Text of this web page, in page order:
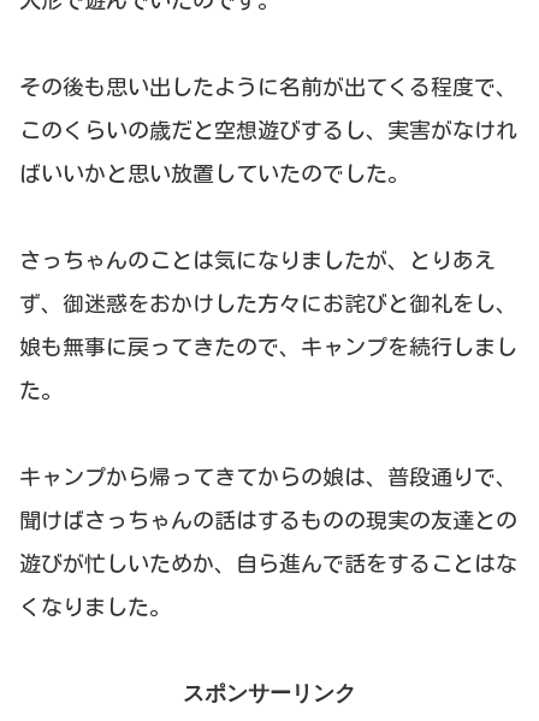
その後も思い出したように名前が出てくる程度で、
このくらいの歳だと空想遊びするし、実害がなけれ
ばいいかと思い放置していたのでした。
さっちゃんのことは気になりましたが、とりあえ
ず、御迷惑をおかけした方々にお詫びと御礼をし、
娘も無事に戻ってきたので、キャンプを続行しまし
た。
キャンプから帰ってきてからの娘は、普段通りで、
聞けばさっちゃんの話はするものの現実の友達との
遊びが忙しいためか、自ら進んで話をすることはな
くなりました。
スポンサーリンク